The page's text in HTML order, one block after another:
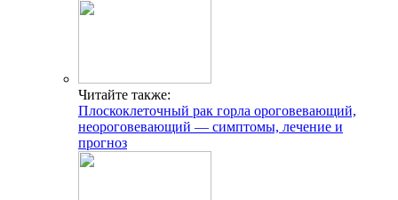
Читайте также:
Плоскоклеточный рак горла ороговевающий,
неороговевающий — симптомы, лечение и
прогноз